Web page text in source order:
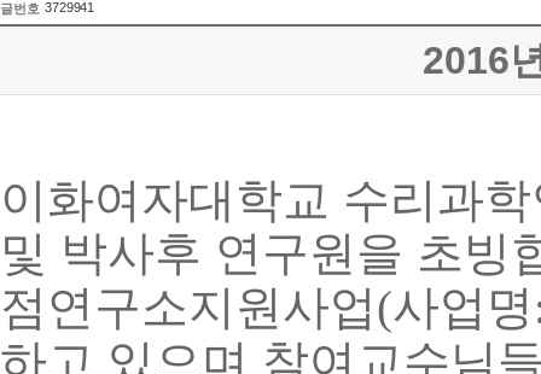
글번호 3729941
2016
이화여자대학교 수리과
및 박사후 연구원을 초빙
점연구소지원사업(사업명
하고 있으며 참여교수님